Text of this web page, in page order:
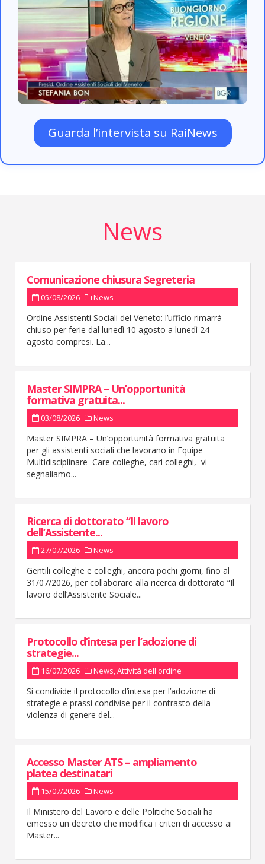
Guarda l’intervista su RaiNews
News
Comunicazione chiusura Segreteria
05/08/2026 News
Ordine Assistenti Sociali del Veneto: l’ufficio rimarrà
chiuso per ferie dal lunedì 10 agosto a lunedì 24
agosto compresi. La...
Master SIMPRA – Un’opportunità
formativa gratuita...
03/08/2026 News
Master SIMPRA – Un’opportunità formativa gratuita
per gli assistenti sociali che lavorano in Equipe
Multidisciplinare Care colleghe, cari colleghi, vi
segnaliamo...
Ricerca di dottorato “Il lavoro
dell’Assistente...
27/07/2026 News
Gentili colleghe e colleghi, ancora pochi giorni, fino al
31/07/2026, per collaborare alla ricerca di dottorato “Il
lavoro dell’Assistente Sociale...
Protocollo d’intesa per l’adozione di
strategie...
16/07/2026 News,Attività dell'ordine
Si condivide il protocollo d’intesa per l’adozione di
strategie e prassi condivise per il contrasto della
violenza di genere del...
Accesso Master ATS – ampliamento
platea destinatari
15/07/2026 News
Il Ministero del Lavoro e delle Politiche Sociali ha
emesso un decreto che modifica i criteri di accesso ai
Master...